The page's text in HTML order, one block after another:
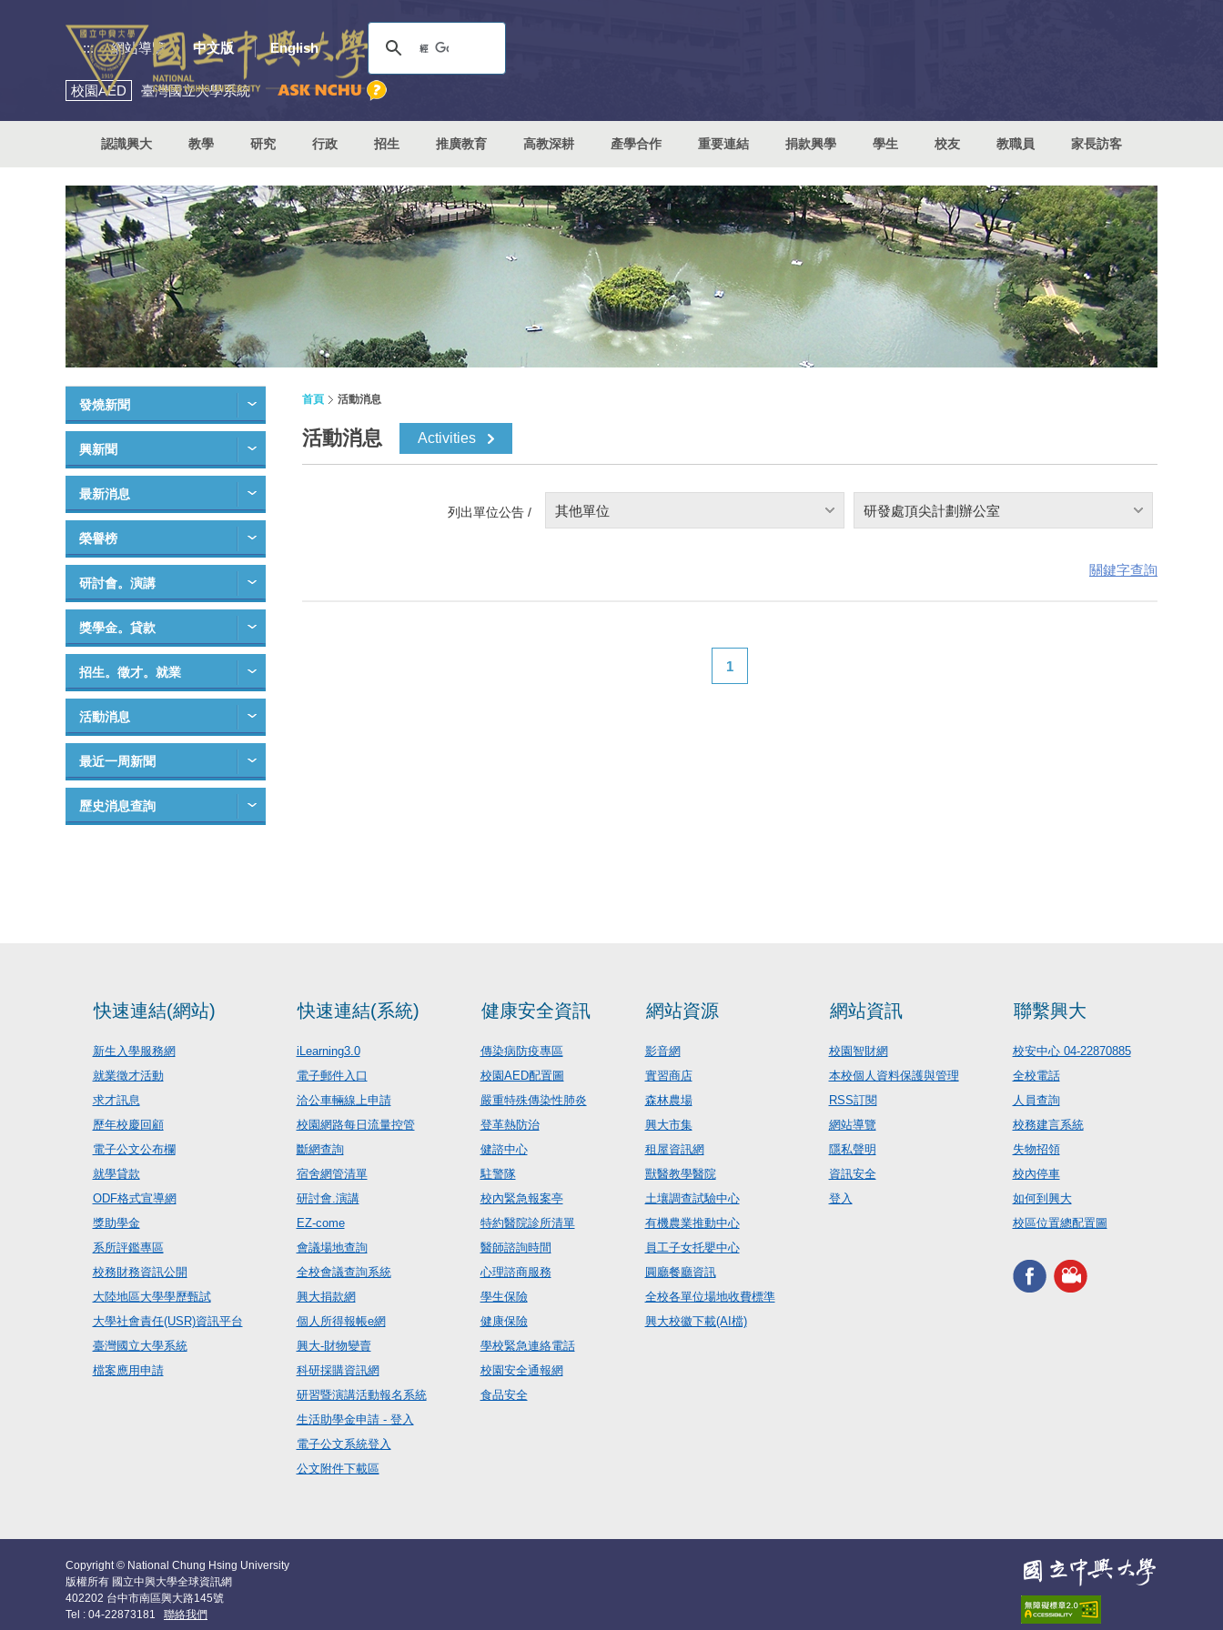
::: 網站導覽 中文版 English
校園AED 臺灣國立大學系統
認識興大 教學 研究 行政 招生 推廣教育 高教深耕 產學合作 重要連結 捐款興學 學生 校友 教職員 家長訪客
發燒新聞
興新聞
最新消息
榮譽榜
研討會。演講
獎學金。貸款
招生。徵才。就業
活動消息
最近一周新聞
歷史消息查詢
首頁 活動消息
活動消息 Activities
列出單位公告 / 其他單位 研發處頂尖計劃辦公室
關鍵字查詢
1
快速連結(網站)
新生入學服務網
就業徵才活動
求才訊息
歷年校慶回顧
電子公文公布欄
就學貸款
ODF格式宣導網
獎助學金
系所評鑑專區
校務財務資訊公開
大陸地區大學學歷甄試
大學社會責任(USR)資訊平台
臺灣國立大學系統
檔案應用申請
快速連結(系統)
iLearning3.0
電子郵件入口
洽公車輛線上申請
校園網路每日流量控管
斷網查詢
宿舍網管清單
研討會.演講
EZ-come
會議場地查詢
全校會議查詢系統
興大捐款網
個人所得報帳e網
興大-財物變賣
科研採購資訊網
研習暨演講活動報名系統
生活助學金申請 - 登入
電子公文系統登入
公文附件下載區
健康安全資訊
傳染病防疫專區
校園AED配置圖
嚴重特殊傳染性肺炎
登革熱防治
健諮中心
駐警隊
校內緊急報案亭
特約醫院診所清單
醫師諮詢時間
心理諮商服務
學生保險
健康保險
學校緊急連絡電話
校園安全通報網
食品安全
網站資源
影音網
實習商店
森林農場
興大市集
租屋資訊網
獸醫教學醫院
土壤調查試驗中心
有機農業推動中心
員工子女托嬰中心
圓廳餐廳資訊
全校各單位場地收費標準
興大校徽下載(AI檔)
網站資訊
校園智財網
本校個人資料保護與管理
RSS訂閱
網站導覽
隱私聲明
資訊安全
登入
聯繫興大
校安中心 04-22870885
全校電話
人員查詢
校務建言系統
失物招領
校內停車
如何到興大
校區位置總配置圖
Copyright © National Chung Hsing University
版權所有 國立中興大學全球資訊網
402202 台中市南區興大路145號
Tel : 04-22873181 聯絡我們